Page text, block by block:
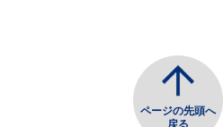
ページの先頭へ
戻る